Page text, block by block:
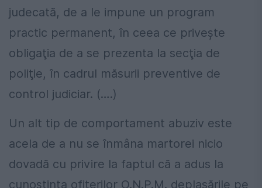
judecată, de a le impune un program
practic permanent, în ceea ce priveşte
obligaţia de a se prezenta la secţia de
poliţie, în cadrul măsurii preventive de
control judiciar. (….)
Un alt tip de comportament abuziv este
acela de a nu se înmâna martorei nicio
dovadă cu privire la faptul că a adus la
cunoştinţa ofiţerilor O.N.P.M. deplasările pe